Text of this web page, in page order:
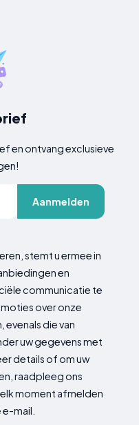
en ontvang exclusieve
Aanmelden
stemt u ermee in
en
communicatie te
over onze
die van
uw gegevens met
details of om uw
raadpleeg ons
moment afmelden
e-mail.